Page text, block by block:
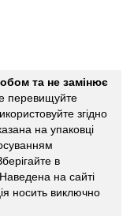
та не замінює
перевищуйте
згідно
на упаковці
в
на сайті
носить виключно